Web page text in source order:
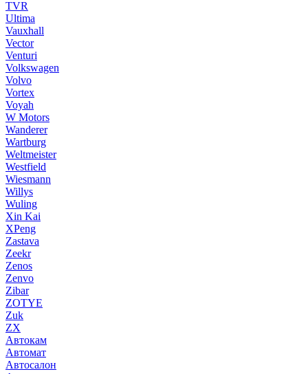
TVR
Ultima
Vauxhall
Vector
Venturi
Volkswagen
Volvo
Vortex
Voyah
W Motors
Wanderer
Wartburg
Weltmeister
Westfield
Wiesmann
Willys
Wuling
Xin Kai
XPeng
Zastava
Zeekr
Zenos
Zenvo
Zibar
ZOTYE
Zuk
ZX
Автокам
Автомат
Автосалон